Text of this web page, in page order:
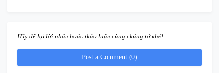
Hãy để lại lời nhắn hoặc thảo luận cùng chúng tớ nhé!
Post a Comment (0)